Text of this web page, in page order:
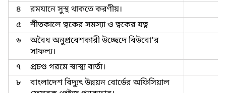
৪
রমযানে সুস্থ থাকতে করণীয়।
৫
শীতকালে ত্বকের সমস্যা ও ত্বকের যত্ন
৬
অবৈধ অনুপ্রবেশকারী উচ্ছেদে বিউবো'র
সাফল্য।
৭
প্রচণ্ড গরমে স্বাস্থ্য বার্তা।
৮
বাংলাদেশ বিদ্যুৎ উন্নয়ন বোর্ডের অফিসিয়াল